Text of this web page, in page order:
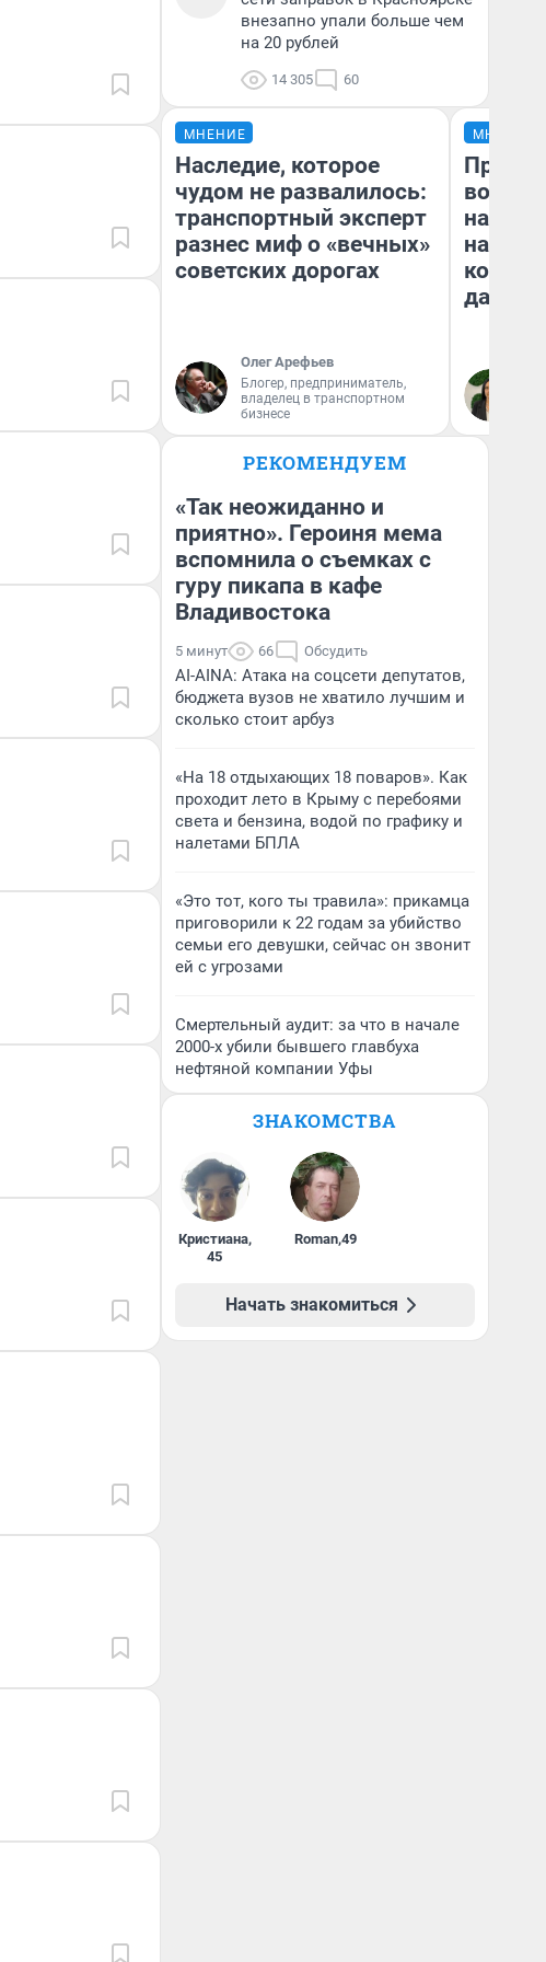
внезапно упали больше чем
на 20 рублей
14 305 60
МНЕНИЕ
Наследие, которое
чудом не развалилось:
транспортный эксперт
разнес миф о «вечных»
советских дорогах
Олег Арефьев
Блогер, предприниматель,
владелец в транспортном
бизнесе
МНЕНИЕ
нам
даже
РЕКОМЕНДУЕМ
«Так неожиданно и
приятно». Героиня мема
вспомнила о съемках с
гуру пикапа в кафе
Владивостока
5 минут 66 Обсудить
AI-AINA: Атака на соцсети депутатов,
бюджета вузов не хватило лучшим и
сколько стоит арбуз
«На 18 отдыхающих 18 поваров». Как
проходит лето в Крыму с перебоями
света и бензина, водой по графику и
налетами БПЛА
«Это тот, кого ты травила»: прикамца
приговорили к 22 годам за убийство
семьи его девушки, сейчас он звонит
ей с угрозами
Смертельный аудит: за что в начале
2000-х убили бывшего главбуха
нефтяной компании Уфы
ЗНАКОМСТВА
Кристиана,
45
Roman,49
Начать знакомиться